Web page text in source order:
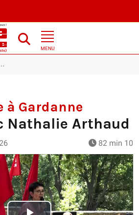
MENU
nique à Gardanne : Débat avec Nathalie
à Gardanne
Nathalie Arthaud
82 min 10